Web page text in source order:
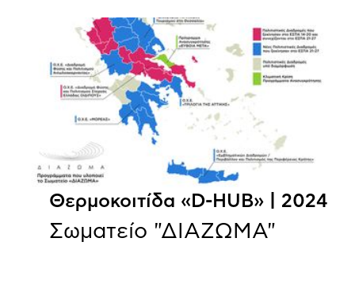
Θερμοκοιτίδα «D-HUB» | 2024
Σωματείο "ΔΙΑΖΩΜΑ"